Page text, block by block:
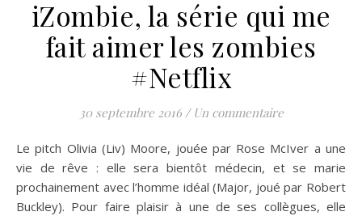
iZombie, la série qui me
fait aimer les zombies
#Netflix
30 septembre 2016 / Un commentaire
Le pitch Olivia (Liv) Moore, jouée par Rose McIver a une
vie de rêve : elle sera bientôt médecin, et se marie
prochainement avec l’homme idéal (Major, joué par Robert
Buckley). Pour faire plaisir à une de ses collègues, elle